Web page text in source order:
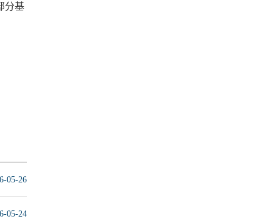
分基
05-26
05-24